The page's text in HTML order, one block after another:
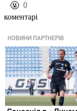
️🤬 0
коментарі